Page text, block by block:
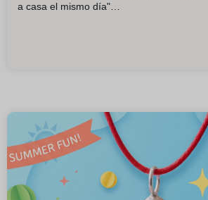
a casa el mismo día"